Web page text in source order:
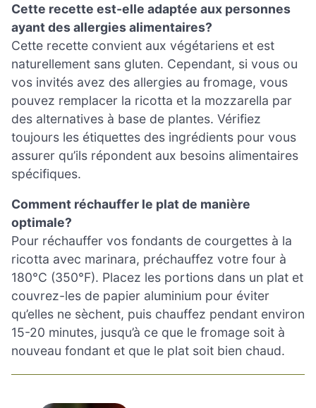
Cette recette est-elle adaptée aux personnes
ayant des allergies alimentaires?
Cette recette convient aux végétariens et est
naturellement sans gluten. Cependant, si vous ou
vos invités avez des allergies au fromage, vous
pouvez remplacer la ricotta et la mozzarella par
des alternatives à base de plantes. Vérifiez
toujours les étiquettes des ingrédients pour vous
assurer qu’ils répondent aux besoins alimentaires
spécifiques.
Comment réchauffer le plat de manière
optimale?
Pour réchauffer vos fondants de courgettes à la
ricotta avec marinara, préchauffez votre four à
180°C (350°F). Placez les portions dans un plat et
couvrez-les de papier aluminium pour éviter
qu’elles ne sèchent, puis chauffez pendant environ
15-20 minutes, jusqu’à ce que le fromage soit à
nouveau fondant et que le plat soit bien chaud.